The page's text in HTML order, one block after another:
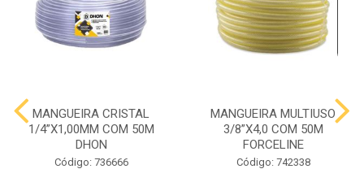
MANGUEIRA CRISTAL
1/4”X1,00MM COM 50M
DHON
Código: 736666
MANGUEIRA MULTIUSO
3/8”X4,0 COM 50M
FORCELINE
Código: 742338